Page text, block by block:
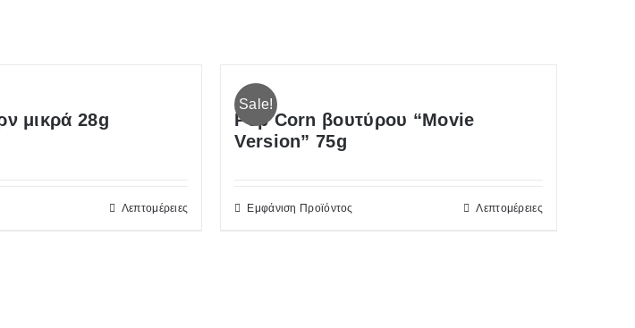
μικρά 28g
Λεπτομέρειες
Sale!
Pop Corn βουτύρου “Movie
Version” 75g
Εμφάνιση Προϊόντος Λεπτομέρειες